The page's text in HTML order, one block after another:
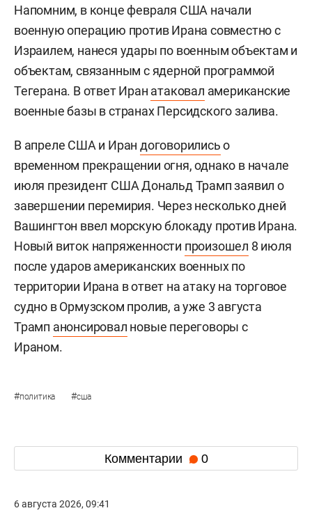
Напомним, в конце февраля США начали
военную операцию против Ирана совместно с
Израилем, нанеся удары по военным объектам и
объектам, связанным с ядерной программой
Тегерана. В ответ Иран атаковал американские
военные базы в странах Персидского залива.
В апреле США и Ирандоговорилисьо
временном прекращении огня, однако в начале
июля президент США Дональд Трамп заявил о
завершении перемирия. Через несколько дней
Вашингтон ввел морскую блокаду против Ирана.
Новый виток напряженности произошел 8 июля
после ударов американских военных по
территории Ирана в ответ на атаку на торговое
судно в Ормузском пролив, а уже 3 августа
Трамп анонсировал новые переговоры с
Ираном.
#политика #сша
Комментарии 0
6 августа 2026, 09:41